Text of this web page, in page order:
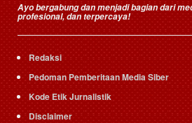
Ayo bergabung dan menjadi bagian dari
profesional, dan terpercaya!
Redaksi
Pedoman Pemberitaan Media Siber
Kode Etik Jurnalistik
Disclaimer